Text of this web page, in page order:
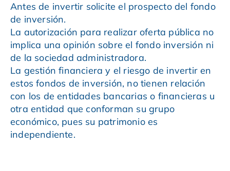
Antes de invertir solicite el prospecto del fondo
de inversión.
La autorización para realizar oferta pública no
implica una opinión sobre el fondo inversión ni
de la sociedad administradora.
La gestión financiera y el riesgo de invertir en
estos fondos de inversión, no tienen relación
con los de entidades bancarias o financieras u
otra entidad que conforman su grupo
económico, pues su patrimonio es
independiente.